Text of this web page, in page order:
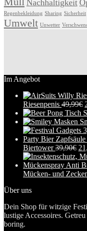
Nachhaltigkeit
Regenbekleidung Sharing Sicherheit
Umwelt Unwetter
Im Angebot
Riesenpenis 49,99€
Biertower 39,90€
Mücken- und
Über uns
Dein Shop für witzige
lustige Accessoires.
boring.